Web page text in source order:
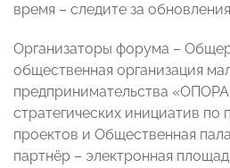
время – следите за
Организаторы форума –
общественная организация
предпринимательства
стратегических инициатив
проектов и Общественная
партнёр – электронная